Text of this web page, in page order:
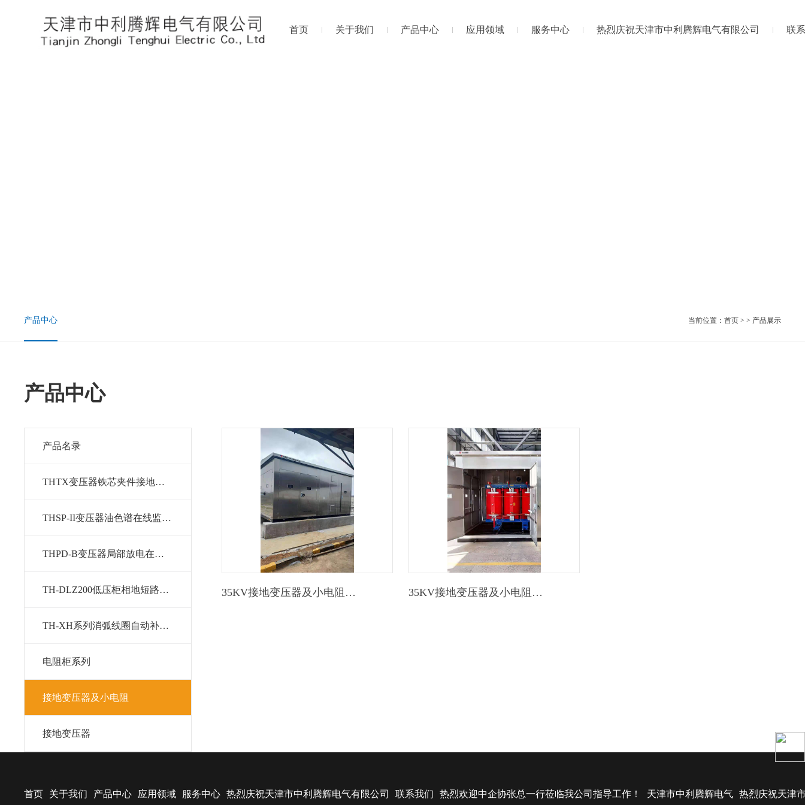
首页 关于我们 产品中心 应用领域 服务中心 热烈庆祝天津市中利腾辉电气有限公司 联
产品中心 当前位置： 首页> > 产品展示
产品中心
产品名录
THTX变压器铁芯夹件接地监测装置
THSP-II变压器油色谱在线监测系统
THPD-B变压器局部放电在线监测系统
TH-DLZ200低压柜相地短路监测保护装置
TH-XH系列消弧线圈自动补偿系统
电阻柜系列
接地变压器及小电阻
接地变压器
35KV接地变压器及小电阻接地成套装置 35KV接地变压器及小电阻接地成套装置
首页 关于我们 产品中心 应用领域 服务中心 热烈庆祝天津市中利腾辉电气有限公司 联系我们 热烈欢迎中企协张总一行莅临我公司指导工作！ 天津市中利腾辉电气 热烈庆祝天津